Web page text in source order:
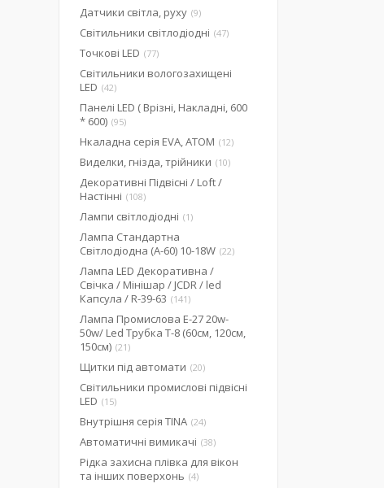
Датчики світла, руху 9
Світильники світлодіодні 47
Точкові LED 77
Світильники вологозахищені
LED 42
Панелі LED ( Врізні, Накладні, 600
* 600) 95
Нкаладна серія EVA, ATOM 12
Виделки, гнізда, трійники 10
Декоративні Підвісні / Loft /
Настінні
108
Лампи світлодіодні 1
Лампа Стандартна
Світлодіодна (А-60) 10-18W 22
Лампа LED Декоративна /
Свічка / Мінішар / JCDR / led
Капсула / R-39-63
141
Лампа Промислова Е-27 20w-
50w/ Led Трубка Т-8 (60см, 120см,
150см) 21
Щитки під автомати 20
Світильники промислові підвісні
LED
15
Внутрішня серія TINA 24
Автоматичні вимикачі 38
Рідка захисна плівка для вікон
та інших поверхонь 4